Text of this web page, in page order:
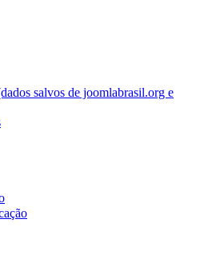
salvos de joomlabrasil.org e